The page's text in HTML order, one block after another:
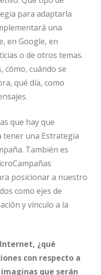
para adaptarla
una
en Google, en
o de otros temas.
cómo, cuándo se
qué día, como
que hay que
una Estrategia
También es
posicionar a nuestro
como ejes de
y vínculo a la
¿qué
con respecto a
imaginas que serán